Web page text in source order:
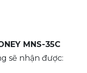
MNS-35C
sẽ nhận được: